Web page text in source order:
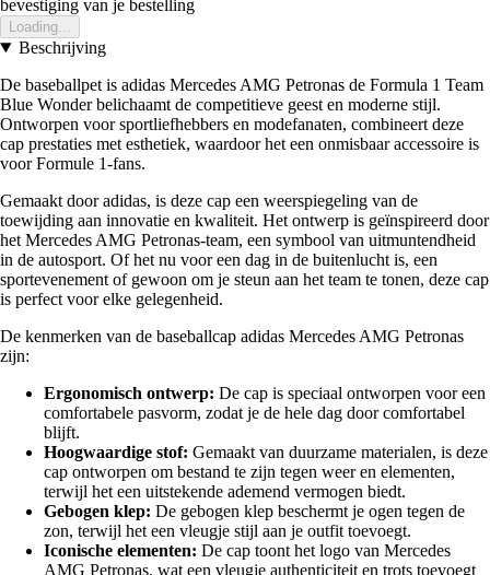
bevestiging van je bestelling
Loading...
Beschrijving
De baseballpet is adidas Mercedes AMG Petronas de Formula 1 Team
Blue Wonder belichaamt de competitieve geest en moderne stijl.
Ontworpen voor sportliefhebbers en modefanaten, combineert deze
cap prestaties met esthetiek, waardoor het een onmisbaar accessoire is
voor Formule 1-fans.
Gemaakt door adidas, is deze cap een weerspiegeling van de
toewijding aan innovatie en kwaliteit. Het ontwerp is geïnspireerd door
het Mercedes AMG Petronas-team, een symbool van uitmuntendheid
in de autosport. Of het nu voor een dag in de buitenlucht is, een
sportevenement of gewoon om je steun aan het team te tonen, deze cap
is perfect voor elke gelegenheid.
De kenmerken van de baseballcap adidas Mercedes AMG Petronas
zijn:
Ergonomisch ontwerp: De cap is speciaal ontworpen voor een
comfortabele pasvorm, zodat je de hele dag door comfortabel
blijft.
Hoogwaardige stof: Gemaakt van duurzame materialen, is deze
cap ontworpen om bestand te zijn tegen weer en elementen,
terwijl het een uitstekende ademend vermogen biedt.
Gebogen klep: De gebogen klep beschermt je ogen tegen de
zon, terwijl het een vleugje stijl aan je outfit toevoegt.
Iconische elementen: De cap toont het logo van Mercedes
AMG Petronas, wat een vleugje authenticiteit en trots toevoegt